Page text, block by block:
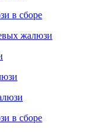
в сборе
жалюзи
в сборе